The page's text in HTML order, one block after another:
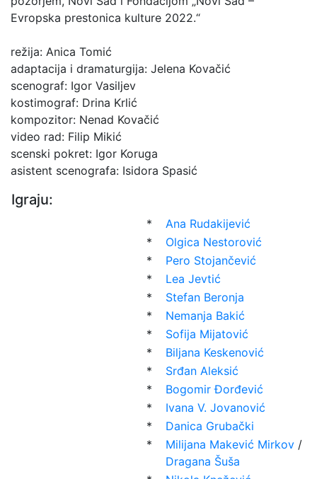
Evropska prestonica kulture 2022.“
režija: Anica Tomić
adaptacija i dramaturgija: Jelena Kovačić
scenograf: Igor Vasiljev
kostimograf: Drina Krlić
kompozitor: Nenad Kovačić
video rad: Filip Mikić
scenski pokret: Igor Koruga
asistent scenografa: Isidora Spasić
Igraju:
*
Ana Rudakijević
*
Olgica Nestorović
*
Pero Stojančević
*
Lea Jevtić
*
Stefan Beronja
*
Nemanja Bakić
*
Sofija Mijatović
*
Biljana Keskenović
*
Srđan Aleksić
*
Bogomir Đorđević
*
Ivana V. Jovanović
*
Danica Grubački
*
Milijana Makević Mirkov /
Dragana Šuša